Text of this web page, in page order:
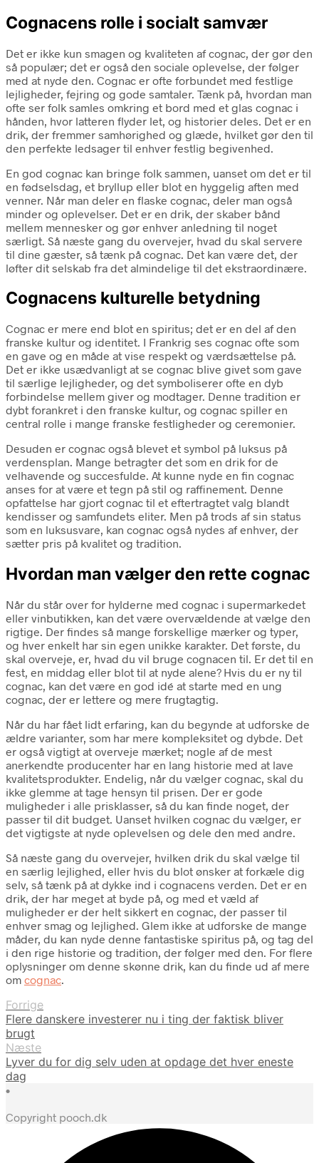
Cognacens rolle i socialt samvær
Det er ikke kun smagen og kvaliteten af cognac, der gør den
så populær; det er også den sociale oplevelse, der følger
med at nyde den. Cognac er ofte forbundet med festlige
lejligheder, fejring og gode samtaler. Tænk på, hvordan man
ofte ser folk samles omkring et bord med et glas cognac i
hånden, hvor latteren flyder let, og historier deles. Det er en
drik, der fremmer samhørighed og glæde, hvilket gør den til
den perfekte ledsager til enhver festlig begivenhed.
En god cognac kan bringe folk sammen, uanset om det er til
en fødselsdag, et bryllup eller blot en hyggelig aften med
venner. Når man deler en flaske cognac, deler man også
minder og oplevelser. Det er en drik, der skaber bånd
mellem mennesker og gør enhver anledning til noget
særligt. Så næste gang du overvejer, hvad du skal servere
til dine gæster, så tænk på cognac. Det kan være det, der
løfter dit selskab fra det almindelige til det ekstraordinære.
Cognacens kulturelle betydning
Cognac er mere end blot en spiritus; det er en del af den
franske kultur og identitet. I Frankrig ses cognac ofte som
en gave og en måde at vise respekt og værdsættelse på.
Det er ikke usædvanligt at se cognac blive givet som gave
til særlige lejligheder, og det symboliserer ofte en dyb
forbindelse mellem giver og modtager. Denne tradition er
dybt forankret i den franske kultur, og cognac spiller en
central rolle i mange franske festligheder og ceremonier.
Desuden er cognac også blevet et symbol på luksus på
verdensplan. Mange betragter det som en drik for de
velhavende og succesfulde. At kunne nyde en fin cognac
anses for at være et tegn på stil og raffinement. Denne
opfattelse har gjort cognac til et eftertragtet valg blandt
kendisser og samfundets eliter. Men på trods af sin status
som en luksusvare, kan cognac også nydes af enhver, der
sætter pris på kvalitet og tradition.
Hvordan man vælger den rette cognac
Når du står over for hylderne med cognac i supermarkedet
eller vinbutikken, kan det være overvældende at vælge den
rigtige. Der findes så mange forskellige mærker og typer,
og hver enkelt har sin egen unikke karakter. Det første, du
skal overveje, er, hvad du vil bruge cognacen til. Er det til en
fest, en middag eller blot til at nyde alene? Hvis du er ny til
cognac, kan det være en god idé at starte med en ung
cognac, der er lettere og mere frugtagtig.
Når du har fået lidt erfaring, kan du begynde at udforske de
ældre varianter, som har mere kompleksitet og dybde. Det
er også vigtigt at overveje mærket; nogle af de mest
anerkendte producenter har en lang historie med at lave
kvalitetsprodukter. Endelig, når du vælger cognac, skal du
ikke glemme at tage hensyn til prisen. Der er gode
muligheder i alle prisklasser, så du kan finde noget, der
passer til dit budget. Uanset hvilken cognac du vælger, er
det vigtigste at nyde oplevelsen og dele den med andre.
Så næste gang du overvejer, hvilken drik du skal vælge til
en særlig lejlighed, eller hvis du blot ønsker at forkæle dig
selv, så tænk på at dykke ind i cognacens verden. Det er en
drik, der har meget at byde på, og med et væld af
muligheder er der helt sikkert en cognac, der passer til
enhver smag og lejlighed. Glem ikke at udforske de mange
måder, du kan nyde denne fantastiske spiritus på, og tag del
i den rige historie og tradition, der følger med den. For flere
oplysninger om denne skønne drik, kan du finde ud af mere
om cognac
Forrige
Flere danskere investerer nu i ting der faktisk bliver
brugt
Næste
Lyver du for dig selv uden at opdage det hver eneste
dag
•
Copyright pooch.dk